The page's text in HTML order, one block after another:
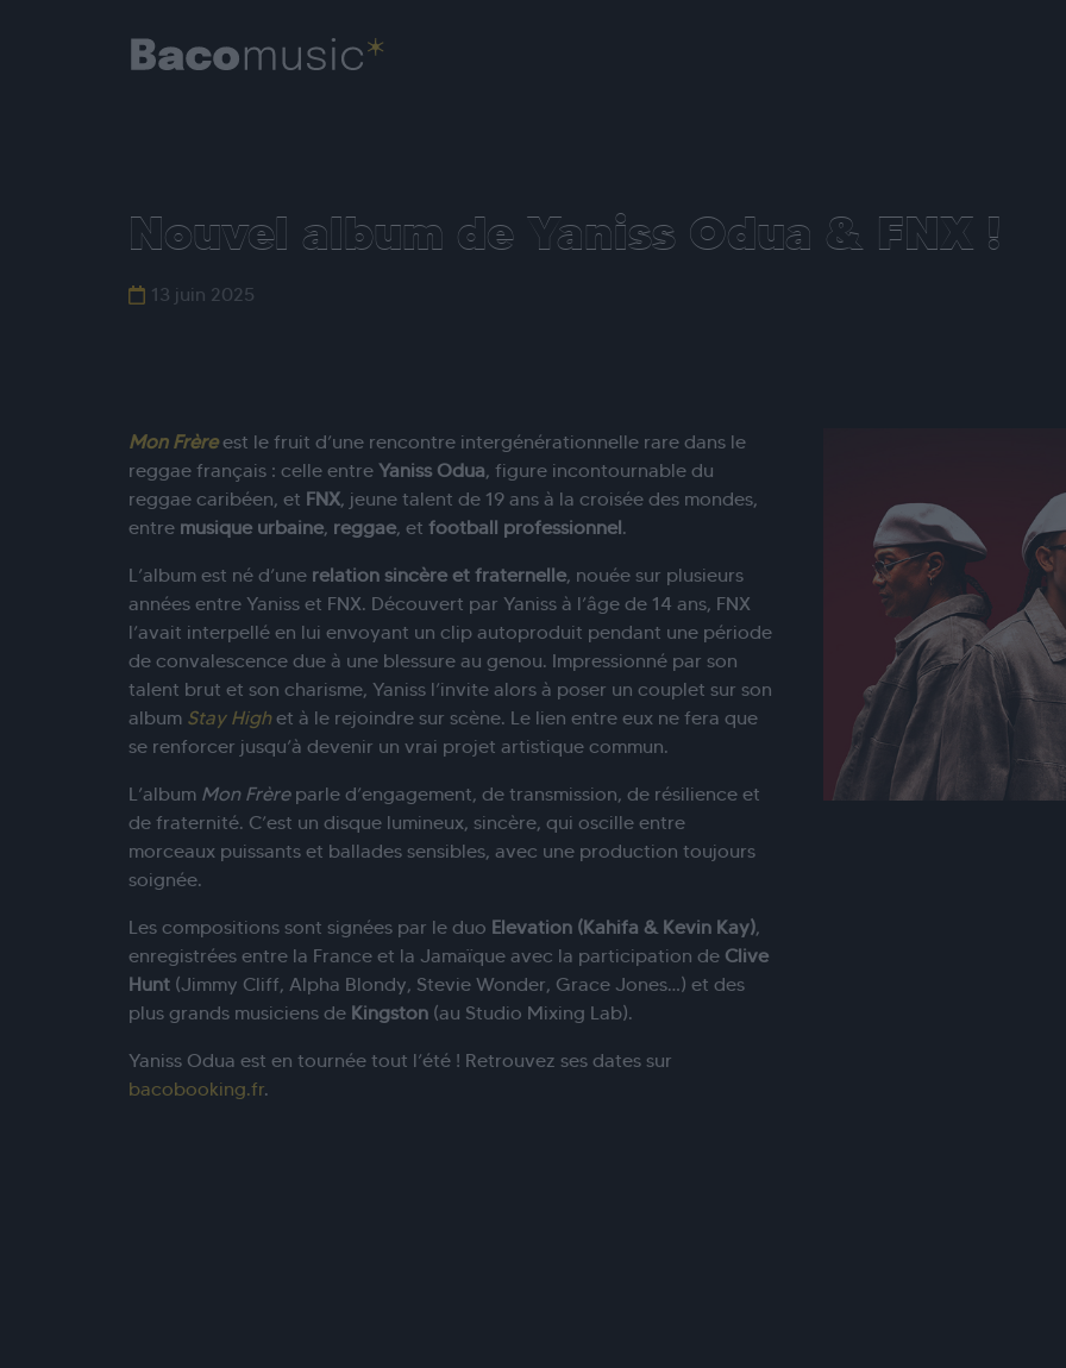
Nouvel album de Yaniss Odua & FNX !
13 juin 2025
Mon Frèreest le fruit d’une rencontre intergénérationnelle rare dans le
reggae français : celle entre Yaniss Odua, figure incontournable du
reggae caribéen, et FNX, jeune talent de 19 ans à la croisée des mondes,
entre musique urbaine, reggae, et football professionnel.
L’album est né d’une relation sincère et fraternelle, nouée sur plusieurs
années entre Yaniss et FNX. Découvert par Yaniss à l’âge de 14 ans, FNX
l’avait interpellé en lui envoyant un clip autoproduit pendant une période
de convalescence due à une blessure au genou. Impressionné par son
talent brut et son charisme, Yaniss l’invite alors à poser un couplet sur son
album Stay Highet à le rejoindre sur scène. Le lien entre eux ne fera que
se renforcer jusqu’à devenir un vrai projet artistique commun.
L’album Mon Frèreparle d’engagement, de transmission, de résilience et
de fraternité. C’est un disque lumineux, sincère, qui oscille entre
morceaux puissants et ballades sensibles, avec une production toujours
soignée.
Les compositions sont signées par le duo Elevation (Kahifa & Kevin Kay),
enregistrées entre la France et la Jamaïque avec la participation de Clive
Hunt(Jimmy Cliff, Alpha Blondy, Stevie Wonder, Grace Jones…) et des
plus grands musiciens de Kingston(au Studio Mixing Lab).
Yaniss Odua est en tournée tout l’été ! Retrouvez ses dates sur
bacobooking.fr.